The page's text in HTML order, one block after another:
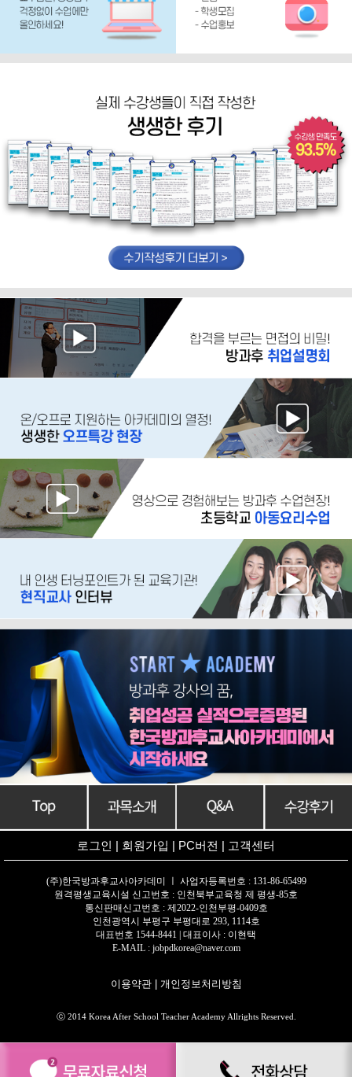
로그인 | 회원가입 | PC버전 | 고객센터
(주)한국방과후교사아카데미 ㅣ 사업자등록번호 : 131-86-65499
원격평생교육시설 신고번호 : 인천북부교육청 제 평생-85호
통신판매신고번호 : 제2022-인천부평-0409호
인천광역시 부평구 부평대로 293, 1114호
대표번호 1544-8441 | 대표이사 : 이현택
E-MAIL : jobpdkorea@naver.com
이용약관| 개인정보처리방침
ⓒ 2014 Korea After School Teacher Academy Allrights Reserved.